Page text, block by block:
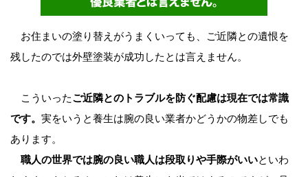
お住まいの塗り替えがうまくいっても、ご近隣との遺恨を
残したのでは外壁塗装が成功したとは言えません。
こういったご近隣とのトラブルを防ぐ配慮は現在では常識
です。 実をいうと養生は腕の良い業者かどうかの物差しでも
あります。
職人の世界では腕の良い職人は段取りや手際がいいといわ